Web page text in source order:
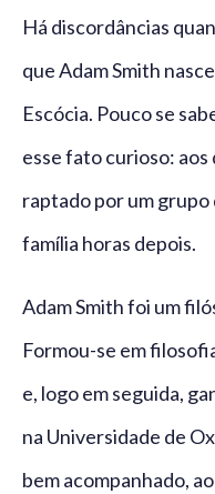
Há discordâncias
que Adam Smith
Escócia. Pouco se
esse fato curioso:
raptado por um grupo
família horas depois.
Adam Smith foi um
Formou-se em
e, logo em seguida,
na Universidade de
bem acompanhado,